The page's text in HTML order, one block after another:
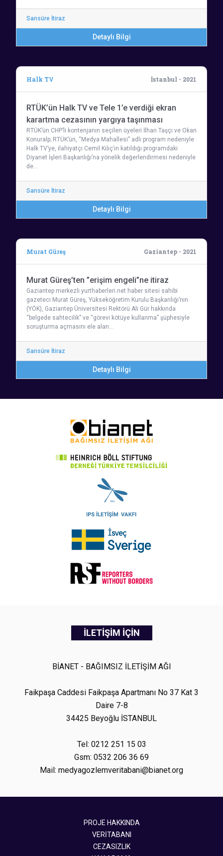
Sansüre İtiraz
Detaylı Bilgi
Halk TV İstanbul - 2021
RTÜK’ün Halk TV ve Tele 1’e verdiği ekran
karartma cezasının yargıya taşınması
RTÜK’ün CHP’li kontenjanın seçilen üyeleri İlhan Taşçı ve Okan
Konuralp; RTÜK’ün, “Medya Mahallesi” adlı program nedeniyle
Halk TV’ye, ilahiyatçı Cemil Kılıç’ın katıldığı programdaki
Diyanet İşleri Başkanlığı’na yönelik değerlendirmesi nedeniyle
de…
Sansüre İtiraz
Detaylı Bilgi
Murat Güreş Gaziantep - 2021
Murat Güreş’ten ”erişim engeli”ne itiraz
Gaziantep merkezli yurthaberleri.net haber sitesi sahibi
gazeteci Murat Güreş, Yükseköğretim Kurulu Başkanlığı’nın
(YÖK), Gaziantep Üniversitesi Rektörü Ali Gür hakkında
“belgede sahtecilik” ve “görevi kötüye kullanma” şüphesiyle
soruşturma açmasını ele alan…
Sansüre İtiraz
Detaylı Bilgi
İLETİŞİM İÇİN
BİANET - BAĞIMSIZ İLETİŞİM AĞI
Faikpaşa Caddesi Faikpaşa Apartmanı No 37 Kat 3
Daire 7-8
34425 Beyoğlu İSTANBUL
Tel: 0212 251 15 03
Gsm: 0532 206 36 69
Mail: medyagozlemveritabani@bianet.org
PROJE HAKKINDA
VERİTABANI
CEZASIZLIK